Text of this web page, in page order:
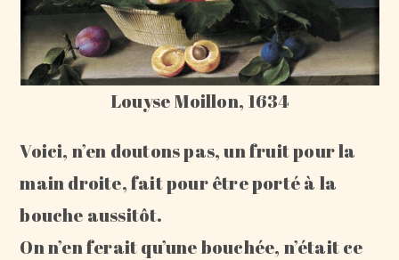
Louyse Moillon, 1634
Voici, n’en doutons pas, un fruit pour la
main droite, fait pour être porté à la
bouche aussitôt.
On n’en ferait qu’une bouchée, n’était ce